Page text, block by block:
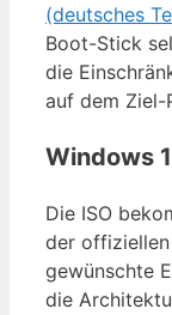
(deutsches
Boot-Stick
die
auf dem Ziel-
Windows
Die ISO
der
gewünschte
die